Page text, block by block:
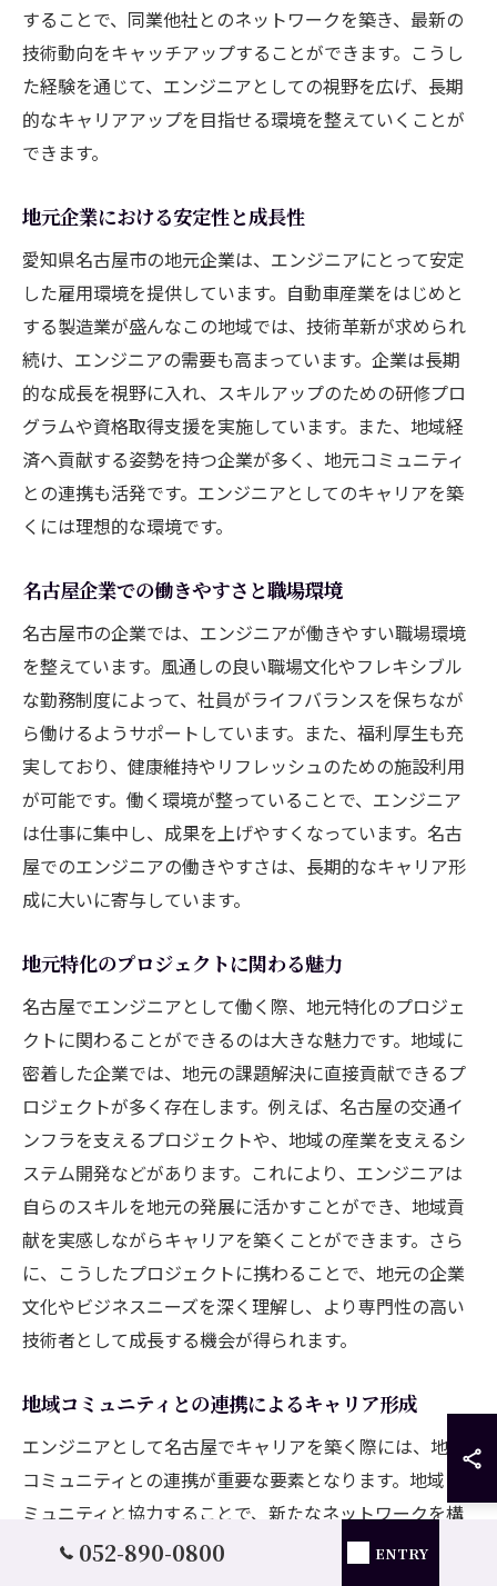
することで、同業他社とのネットワークを築き、最新の
技術動向をキャッチアップすることができます。こうし
た経験を通じて、エンジニアとしての視野を広げ、長期
的なキャリアアップを目指せる環境を整えていくことが
できます。
地元企業における安定性と成長性
愛知県名古屋市の地元企業は、エンジニアにとって安定
した雇用環境を提供しています。自動車産業をはじめと
する製造業が盛んなこの地域では、技術革新が求められ
続け、エンジニアの需要も高まっています。企業は長期
的な成長を視野に入れ、スキルアップのための研修プロ
グラムや資格取得支援を実施しています。また、地域経
済へ貢献する姿勢を持つ企業が多く、地元コミュニティ
との連携も活発です。エンジニアとしてのキャリアを築
くには理想的な環境です。
名古屋企業での働きやすさと職場環境
名古屋市の企業では、エンジニアが働きやすい職場環境
を整えています。風通しの良い職場文化やフレキシブル
な勤務制度によって、社員がライフバランスを保ちなが
ら働けるようサポートしています。また、福利厚生も充
実しており、健康維持やリフレッシュのための施設利用
が可能です。働く環境が整っていることで、エンジニア
は仕事に集中し、成果を上げやすくなっています。名古
屋でのエンジニアの働きやすさは、長期的なキャリア形
成に大いに寄与しています。
地元特化のプロジェクトに関わる魅力
名古屋でエンジニアとして働く際、地元特化のプロジェ
クトに関わることができるのは大きな魅力です。地域に
密着した企業では、地元の課題解決に直接貢献できるプ
ロジェクトが多く存在します。例えば、名古屋の交通イ
ンフラを支えるプロジェクトや、地域の産業を支えるシ
ステム開発などがあります。これにより、エンジニアは
自らのスキルを地元の発展に活かすことができ、地域貢
献を実感しながらキャリアを築くことができます。さら
に、こうしたプロジェクトに携わることで、地元の企業
文化やビジネスニーズを深く理解し、より専門性の高い
技術者として成長する機会が得られます。
地域コミュニティとの連携によるキャリア形成
エンジニアとして名古屋でキャリアを築く際には、地域
コミュニティとの連携が重要な要素となります。地域コ
ミュニティと協力することで、新たなネットワークを構
築し、地域の課題に対して具体的なソリューションを提
052-890-0800 ENTRY